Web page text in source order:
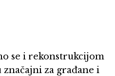
se i rekonstrukcijom
za građane i